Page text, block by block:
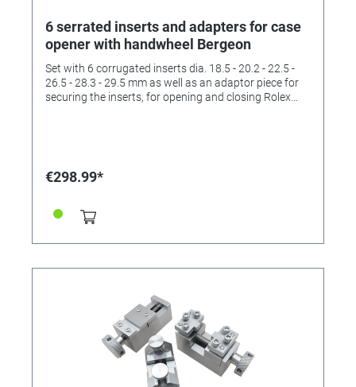
6 serrated inserts and adapters for case
opener with handwheel Bergeon
Set with 6 corrugated inserts dia. 18.5 - 20.2 - 22.5 -
26.5 - 28.3 - 29.5 mm as well as an adaptor piece for
securing the inserts, for opening and closing Rolex
€298.99*